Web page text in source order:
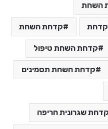
השחת
קדחת קדחת השחת
קדחת השחת טיפול
קדחת השחת תסמינים
קדחת שגרונית חריפה